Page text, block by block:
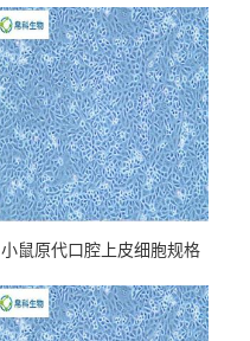
小鼠原代口腔上皮细胞规格